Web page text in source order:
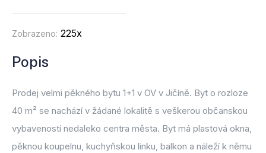
Zobrazeno: 225x
Popis
Prodej velmi pěkného bytu 1+1 v OV v Jičíně. Byt o rozloze
40 m² se nachází v žádané lokalitě s veškerou občanskou
vybaveností nedaleko centra města. Byt má plastová okna,
pěknou koupelnu, kuchyňskou linku, balkon a náleží k němu